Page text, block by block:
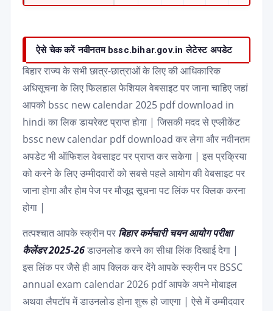
ऐसे चेक करें नवीनतम bssc.bihar.gov.in लेटेस्ट अपडेट
बिहार राज्य के सभी छात्र-छात्राओं के लिए की आधिकारिक
अधिसूचना के लिए फिलहाल फेशियल वेबसाइट पर जाना चाहिए जहां
आपको bssc new calendar 2025 pdf download in
hindi का लिक डायरेक्ट प्राप्त होगा | जिसकी मदद से एप्लीकेंट
bssc new calendar pdf download कर लेगा और नवीनतम
अपडेट भी ऑफिशल वेबसाइट पर प्राप्त कर सकेगा | इस प्रक्रिया
को करने के लिए उम्मीदवारों को सबसे पहले आयोग की वेबसाइट पर
जाना होगा और होम पेज पर मौजूद सूचना पट लिंक पर क्लिक करना
होगा |
तत्पश्चात आपके स्क्रीन पर बिहार कर्मचारी चयन आयोग परीक्षा
कैलेंडर 2025-26डाउनलोड करने का सीधा लिंक दिखाई देगा |
इस लिंक पर जैसे ही आप क्लिक कर देंगे आपके स्क्रीन पर BSSC
annual exam calendar 2026 pdf आपके अपने मोबाइल
अथवा लैपटॉप में डाउनलोड होना शुरू हो जाएगा | ऐसे में उम्मीदवार